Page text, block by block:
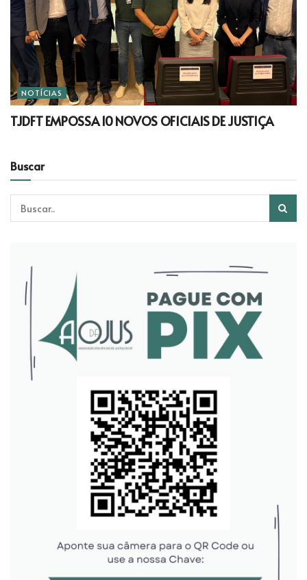
NOTÍCIAS
TJDFT EMPOSSA 10 NOVOS OFICIAIS DE JUSTIÇA
Buscar